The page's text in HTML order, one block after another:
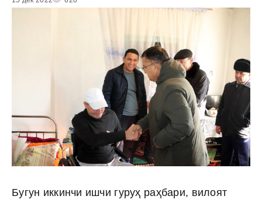
Бугун иккинчи ишчи гуруҳ раҳбари, вилоят